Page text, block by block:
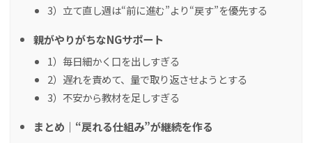
3）立て直し週は“前に進む”より“戻す”を優先する
親がやりがちなNGサポート
1）毎日細かく口を出しすぎる
2）遅れを責めて、量で取り返させようとする
3）不安から教材を足しすぎる
まとめ｜“戻れる仕組み”が継続を作る